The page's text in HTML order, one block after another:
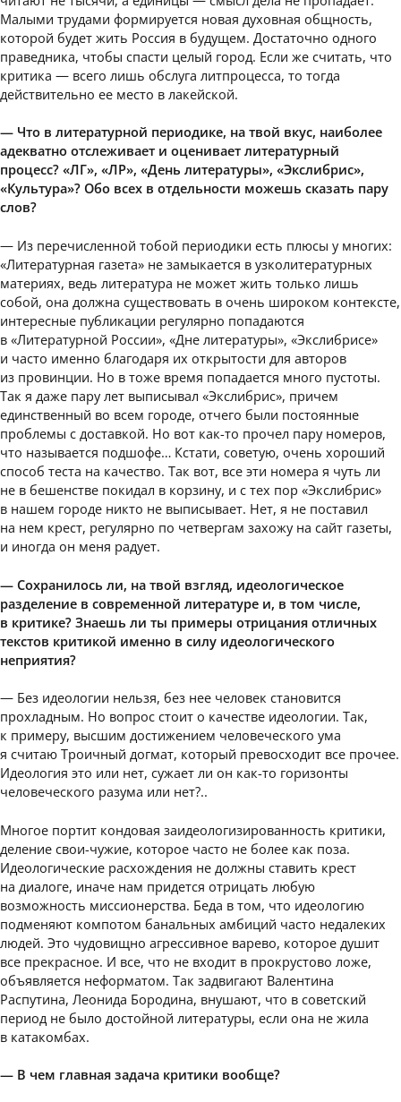
Малыми трудами формируется новая духовная общность,
которой будет жить Россия в будущем. Достаточно одного
праведника, чтобы спасти целый город. Если же считать, что
критика — всего лишь обслуга литпроцесса, то тогда
действительно ее место в лакейской.
— Что в литературной периодике, на твой вкус, наиболее
адекватно отслеживает и оценивает литературный
процесс? «ЛГ», «ЛР», «День литературы», «Экслибрис»,
«Культура»? Обо всех в отдельности можешь сказать пару
слов?
— Из перечисленной тобой периодики есть плюсы у многих:
«Литературная газета» не замыкается в узколитературных
материях, ведь литература не может жить только лишь
собой, она должна существовать в очень широком контексте,
интересные публикации регулярно попадаются
в «Литературной России», «Дне литературы», «Экслибрисе»
и часто именно благодаря их открытости для авторов
из провинции. Но в тоже время попадается много пустоты.
Так я даже пару лет выписывал «Экслибрис», причем
единственный во всем городе, отчего были постоянные
проблемы с доставкой. Но вот как-то прочел пару номеров,
что называется подшофе… Кстати, советую, очень хороший
способ теста на качество. Так вот, все эти номера я чуть ли
не в бешенстве покидал в корзину, и с тех пор «Экслибрис»
в нашем городе никто не выписывает. Нет, я не поставил
на нем крест, регулярно по четвергам захожу на сайт газеты,
и иногда он меня радует.
— Сохранилось ли, на твой взгляд, идеологическое
разделение в современной литературе и, в том числе,
в критике? Знаешь ли ты примеры отрицания отличных
текстов критикой именно в силу идеологического
неприятия?
— Без идеологии нельзя, без нее человек становится
прохладным. Но вопрос стоит о качестве идеологии. Так,
к примеру, высшим достижением человеческого ума
я считаю Троичный догмат, который превосходит все прочее.
Идеология это или нет, сужает ли он как-то горизонты
человеческого разума или нет?..
Многое портит кондовая заидеологизированность критики,
деление свои-чужие, которое часто не более как поза.
Идеологические расхождения не должны ставить крест
на диалоге, иначе нам придется отрицать любую
возможность миссионерства. Беда в том, что идеологию
подменяют компотом банальных амбиций часто недалеких
людей. Это чудовищно агрессивное варево, которое душит
все прекрасное. И все, что не входит в прокрустово ложе,
объявляется неформатом. Так задвигают Валентина
Распутина, Леонида Бородина, внушают, что в советский
период не было достойной литературы, если она не жила
в катакомбах.
— В чем главная задача критики вообще?